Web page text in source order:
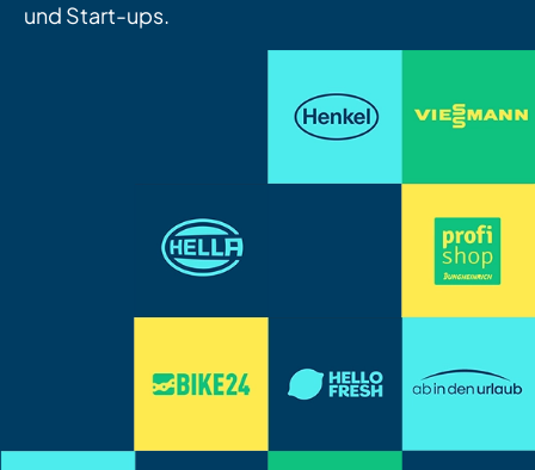
und Start-ups.